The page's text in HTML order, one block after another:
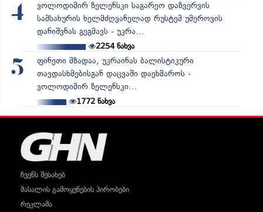
4
ვოლოდიმირ ზელენსკი საგარეო დაზვერვის
სამსახურის ხელმძღვანელად რუსტემ უმეროვის
დანიშვნას გეგმავს - უკრა...
2254ნახვა
5
ფინეთი მზადაა, უკრაინას ბალისტიკური
თავდასხმებისგან დაცვაში დაეხმაროს -
ვოლოდიმირ ზელენსკი...
1772ნახვა
ჩვენს შესახებ
მასალის გამოყენების პირობები
რეკლამა